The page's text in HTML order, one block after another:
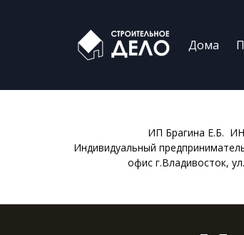
Дома
ИП Брагина Е.Б.
Индивидуальный
офис г.Владивосток,